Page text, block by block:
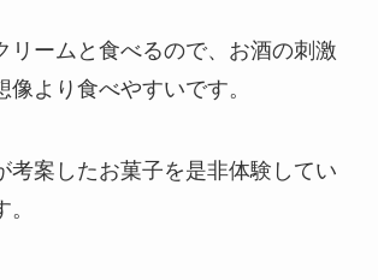
リームと食べるので、お酒の刺激
像より食べやすいです。
考案したお菓子を是非体験してい
。